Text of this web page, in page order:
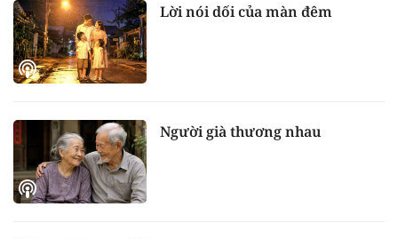
Lời nói dối của màn đêm
Người già thương nhau